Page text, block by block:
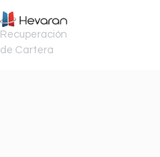
Recuperación
de Cartera